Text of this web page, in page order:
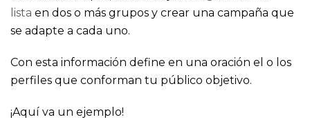
lista en dos o más grupos y crear una campaña que
se adapte a cada uno.
Con esta información define en una oración el o los
perfiles que conforman tu público objetivo.
¡Aquí va un ejemplo!